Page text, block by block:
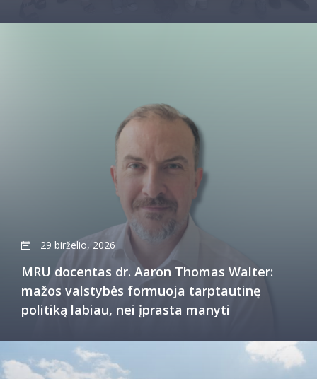
29 birželio, 2026
MRU docentas dr. Aaron Thomas Walter:
mažos valstybės formuoja tarptautinę
politiką labiau, nei įprasta manyti